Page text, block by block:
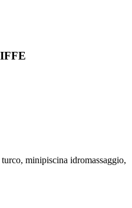
minipiscina idromassaggio,